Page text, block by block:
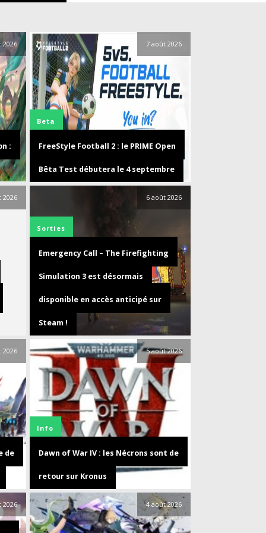
2026
:
7 août 2026
Beta
FreeStyle Football 2 : le PRIME Open
Bêta Test débutera le 4 septembre
2026 6 août 2026
Sorties
Emergency Call – The Firefighting
Simulation 3 est désormais
disponible en accès anticipé sur
Steam !
2026
de
5 août 2026
Info
Dawn of War IV : les Nécrons sont de
retour sur Kronus
2026
4 août 2026